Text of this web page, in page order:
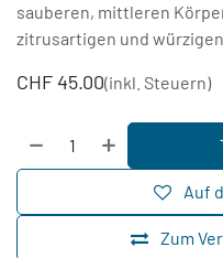
sauberen, mittleren
zitrusartigen und würzigen
CHF 45.00(inkl. Steuern)
Zum
Auf